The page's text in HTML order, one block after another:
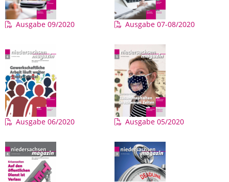
Ausgabe 09/2020 Ausgabe 07-08/2020
Ausgabe 06/2020 Ausgabe 05/2020